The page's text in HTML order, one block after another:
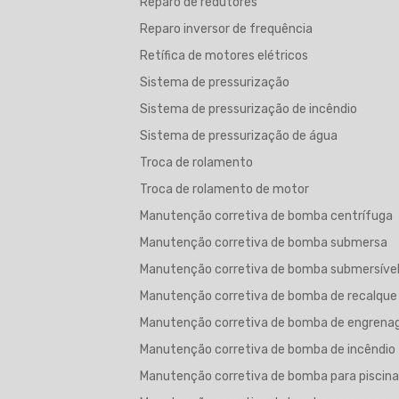
Reparo inversor de frequência
Retífica de motores elétricos
Sistema de pressurização
Sistema de pressurização de incêndio
Sistema de pressurização de água
Troca de rolamento
Troca de rolamento de motor
Manutenção corretiva de bomba centrífuga
Manutenção corretiva de bomba submersa
Manutenção corretiva de bomba submersível
Manutenção corretiva de bomba de recalque
Manutenção corretiva de bomba de
Manutenção corretiva de bomba de incêndio
Manutenção corretiva de bomba para piscina